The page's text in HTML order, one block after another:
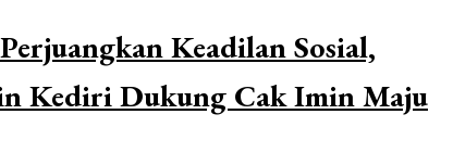
Keadilan Sosial,
Kediri Dukung Cak Imin Maju